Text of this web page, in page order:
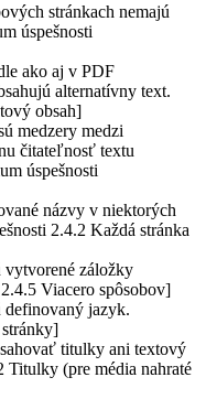
stránkach nemajú
úspešnosti
ako aj v PDF
alternatívny text.
obsah]
medzery medzi
čitateľnosť textu
úspešnosti
názvy v niektorých
2.4.2 Každá stránka
vytvorené záložky
Viacero spôsobov]
definovaný jazyk.
titulky ani textový
Titulky (pre média nahraté